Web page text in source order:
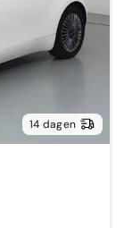
14 dagen